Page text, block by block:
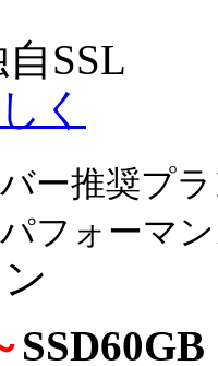
SSL
く
ー推奨プ
フォーマ
SSD60GB